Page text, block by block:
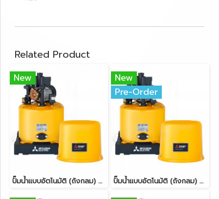
Related Product
New
ปั๊มน้ำแบบอัตโนมัติ (ถังกลม) ขนาด 250 วัตต์ MITSUBISHI WP-255R
New
Pre-Order
ปั๊มน้ำแบบอัตโนมัติ (ถังกลม) ขนาด 100 วัตต์ MITSUBISHI WP-105R